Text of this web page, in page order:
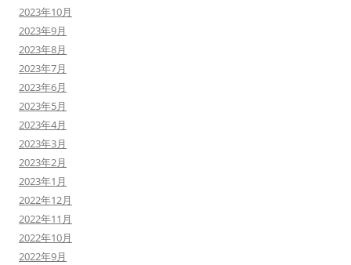
2023年10月
2023年9月
2023年8月
2023年7月
2023年6月
2023年5月
2023年4月
2023年3月
2023年2月
2023年1月
2022年12月
2022年11月
2022年10月
2022年9月